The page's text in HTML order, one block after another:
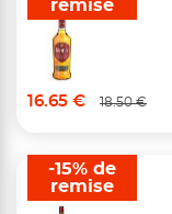
16.65 € 18.50 €
remise
-15% de
remise